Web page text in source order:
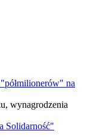
na
wynagrodzenia
Solidarność"